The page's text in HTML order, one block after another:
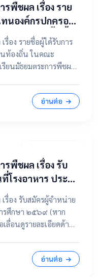
รพืชผล เรื่อง ราย
นองค์กรปกครอง
สถานศึกษาขั้นพื้น
รื่อง รายชื่อผู้ได้รับการ
นท้องถิ่น ในคณะ
ยนมัธยมตระการพืชผล
อ่านต่อ
รพืชผล เรื่อง รับ
รงอาหาร ประจำ
รื่อง รับสมัครผู้จำหน่าย
ษา ๒๕๖๙ (หาก
เลื่อนดูรายละเอียดด้าน
อ่านต่อ